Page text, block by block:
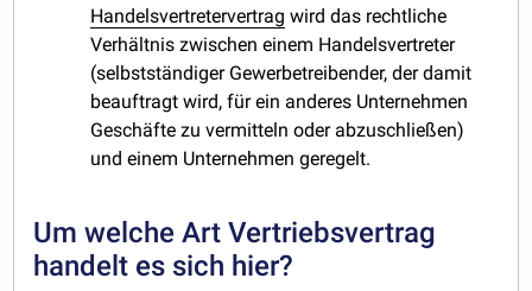
Handelsvertretervertrag wird das rechtliche
Verhältnis zwischen einem Handelsvertreter
(selbstständiger Gewerbetreibender, der damit
beauftragt wird, für ein anderes Unternehmen
Geschäfte zu vermitteln oder abzuschließen)
und einem Unternehmen geregelt.
Um welche Art Vertriebsvertrag
handelt es sich hier?